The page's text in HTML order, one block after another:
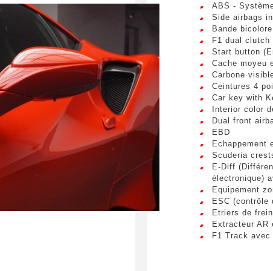
Phone number
this form, I accept that the information entered will
commercial relationship purposes.
dolor sit amet, consectetur adipiscing elit. Ut a elit sed nisl
a vel nibh. Sed aliquam varius feugiat. Suspendisse finibus nec
Mauris et malesuada augue.
ABS -
Side airbags
Bande bicolore
F1 dual clutch
Start button
Cache moyeu
Carbone
Ceintures 4
Car key with
Interior color
Dual front
EBD
Echappement
Scuderia
E-Diff
électronique)
Equipement
ESC (contrôle
Etriers de
Extracteur AR
F1 Track